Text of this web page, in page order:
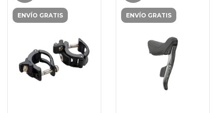
ENVÍO GRATIS ENVÍO GRATIS